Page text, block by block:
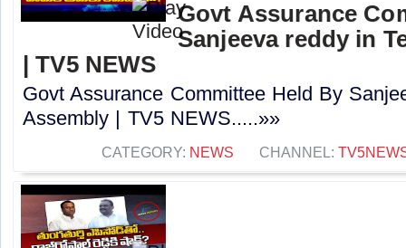
Govt Assurance
Sanjeeva reddy in
| TV5 NEWS
Govt Assurance Committee Held By
Assembly | TV5 NEWS.....»»
CATEGORY: NEWS CHANNEL: